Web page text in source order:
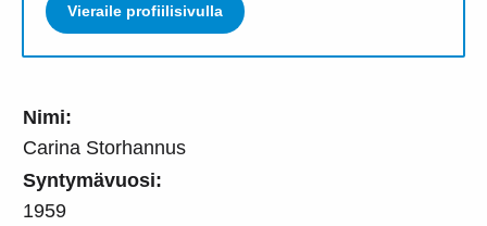
Nimi:
Carina Storhannus
Syntymävuosi:
1959
Vieraile profiilisivulla